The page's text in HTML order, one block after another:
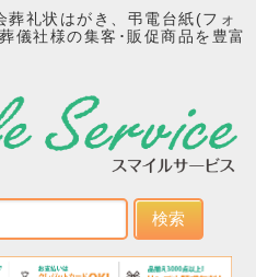
葬礼状はがき、弔電台紙(フォ
儀社様の集客･販促商品を豊富
検索